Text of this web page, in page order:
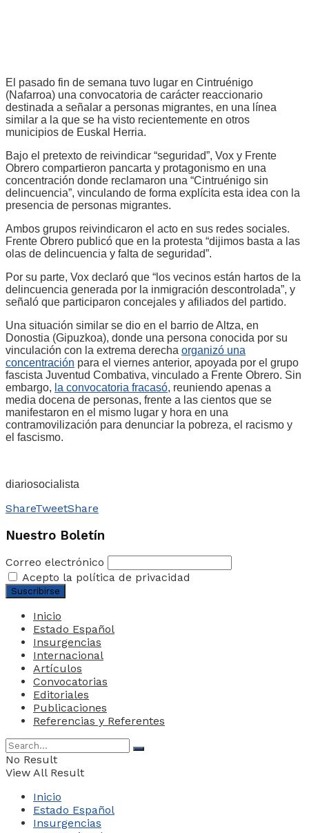
El pasado fin de semana tuvo lugar en Cintruénigo
(Nafarroa) una convocatoria de carácter reaccionario
destinada a señalar a personas migrantes, en una línea
similar a la que se ha visto recientemente en otros
municipios de Euskal Herria.
Bajo el pretexto de reivindicar “seguridad”, Vox y Frente
Obrero compartieron pancarta y protagonismo en una
concentración donde reclamaron una “Cintruénigo sin
delincuencia”, vinculando de forma explícita esta idea con la
presencia de personas migrantes.
Ambos grupos reivindicaron el acto en sus redes sociales.
Frente Obrero publicó que en la protesta “dijimos basta a las
olas de delincuencia y falta de seguridad”.
Por su parte, Vox declaró que “los vecinos están hartos de la
delincuencia generada por la inmigración descontrolada”, y
señaló que participaron concejales y afiliados del partido.
Una situación similar se dio en el barrio de Altza, en
Donostia (Gipuzkoa), donde una persona conocida por su
vinculación con la extrema derecha organizó una
concentración para el viernes anterior, apoyada por el grupo
fascista Juventud Combativa, vinculado a Frente Obrero. Sin
embargo, la convocatoria fracasó, reuniendo apenas a
media docena de personas, frente a las cientos que se
manifestaron en el mismo lugar y hora en una
contramovilización para denunciar la pobreza, el racismo y
el fascismo.
diariosocialista
ShareTweetShare
Nuestro Boletín
Correo electrónico
Acepto la política de privacidad
Inicio
Estado Español
Insurgencias
Internacional
Artículos
Convocatorias
Editoriales
Publicaciones
Referencias y Referentes
No Result
View All Result
Inicio
Estado Español
Insurgencias